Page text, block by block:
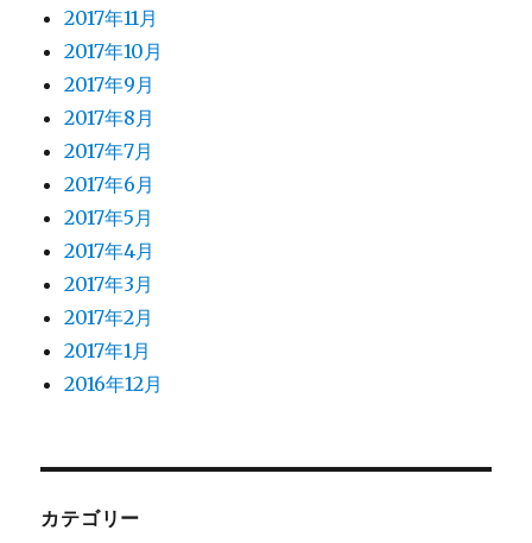
2017年11月
2017年10月
2017年9月
2017年8月
2017年7月
2017年6月
2017年5月
2017年4月
2017年3月
2017年2月
2017年1月
2016年12月
カテゴリー